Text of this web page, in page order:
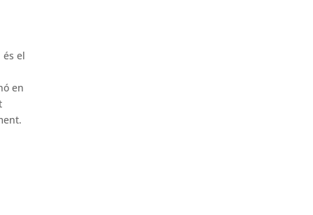
és el
en